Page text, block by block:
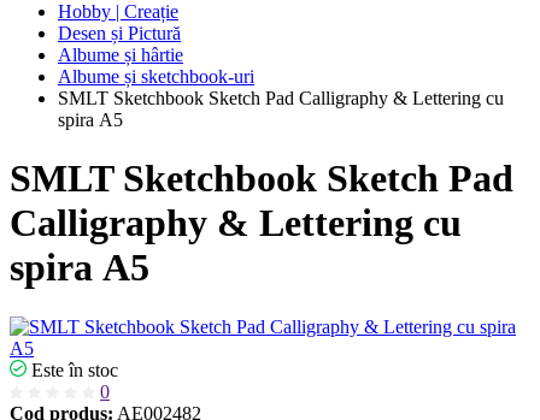
Hobby | Creație
Desen și Pictură
Albume și hârtie
Albume și sketchbook-uri
SMLT Sketchbook Sketch Pad Calligraphy & Lettering cu
spira А5
SMLT Sketchbook Sketch Pad
Calligraphy & Lettering cu
spira А5
Este în stoc
0
Cod produs: AE002482